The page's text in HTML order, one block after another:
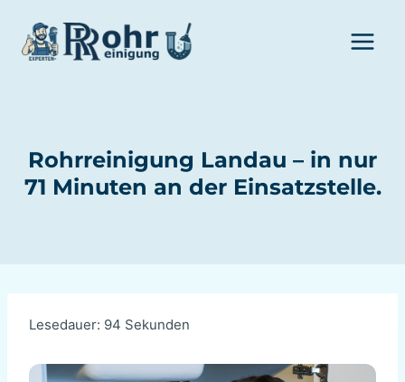
Inhalt
springen
Rohrreinigung Landau – in nur
71 Minuten an der Einsatzstelle.
Lesedauer: 94 Sekunden